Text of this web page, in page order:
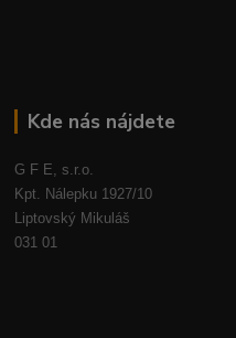
Kde nás nájdete
G F E, s.r.o.
Kpt. Nálepku 1927/10
Liptovský Mikuláš
031 01